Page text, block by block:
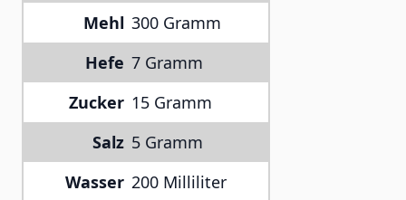
Mehl 300 Gramm
Hefe 7 Gramm
Zucker 15 Gramm
Salz 5 Gramm
Wasser 200 Milliliter